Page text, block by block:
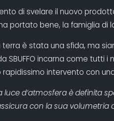
di svelare il nuovo
portato bene, la famiglia di
è stata una sfida, ma
SBUFFO incarna come tutti
intervento con
luce d’atmosfera è definita
con la sua volumetria